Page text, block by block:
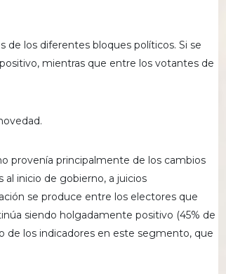
los diferentes bloques políticos. Si se
mientras que entre los votantes de
provenía principalmente de los cambios
inicio de gobierno, a juicios
se produce entre los electores que
siendo holgadamente positivo (45% de
de los indicadores en este segmento, que